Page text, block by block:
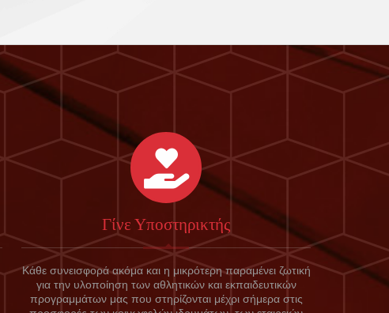
Γίνε Υποστηρικτής
Κάθε συνεισφορά ακόμα και η μικρότερη παραμένει ζωτική
για την υλοποίηση των αθλητικών και εκπαιδευτικών
προγραμμάτων μας που στηρίζονται μέχρι σήμερα στις